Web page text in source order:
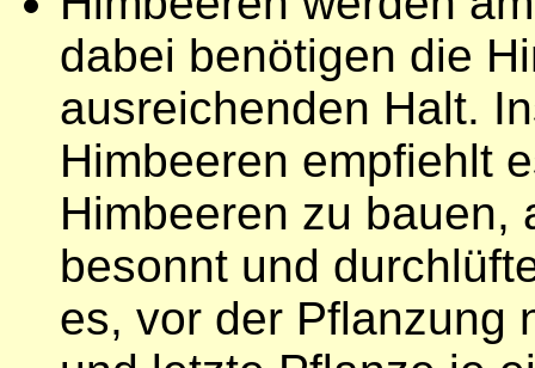
dabei benötigen die
ausreichenden Halt.
Himbeeren empfiehlt
Himbeeren zu bauen,
besonnt und
es, vor der Pflanzung